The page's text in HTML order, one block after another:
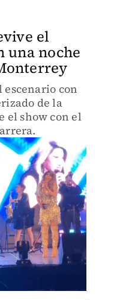
el
una noche
escenario con
de la
el show con el